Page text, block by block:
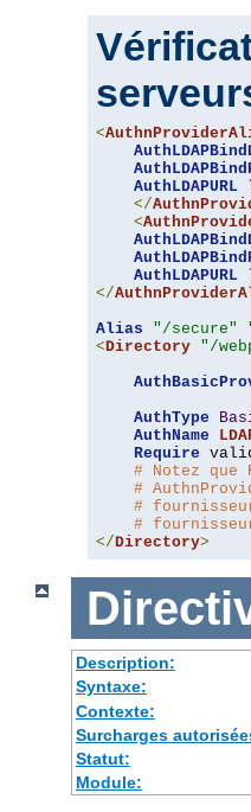
<
AuthLDAPURL
</
<
AuthLDAPURL
</
Alias
"/secure"
<Directory "/
AuthType
AuthName
Require
# Notez
#
#
#
</Directory>
Description:
Syntaxe:
Contexte:
Surcharges
Statut:
Module: